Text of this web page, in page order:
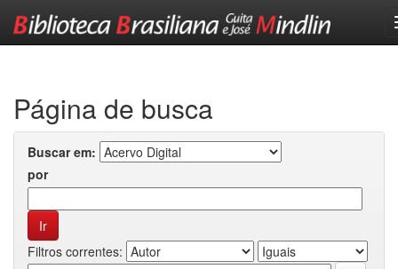
Página de busca
Buscar em:
por
Filtros correntes: